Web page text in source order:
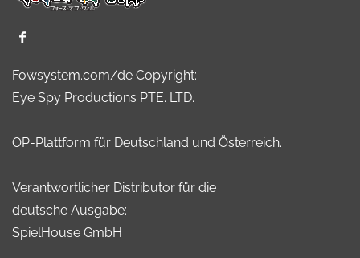
Fowsystem.com/de Copyright:
Eye Spy Productions PTE. LTD.
OP-Plattform für Deutschland und Österreich.
Verantwortlicher Distributor für die
deutsche Ausgabe:
SpielHouse GmbH